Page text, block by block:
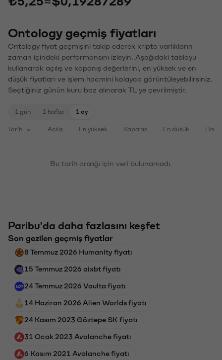
Ontology geçmiş fiyatları
Ontology fiyat geçmişini takip ederek kripto varlıkların
zaman içindeki performansını izleyin. Aşağıdaki tabloyu
kullanarak açılış ve kapanış değerlerini, en yüksek ve en
düşük fiyatları ve işlem hacmini kolayca görüntüleyebilirsiniz.
Seçtiğiniz günün kuru baz alınarak TL'ye çevrilmiştir.
1 gün 1 hafta 1 ay
Tarih Açılış En yüksek Kapanış En düşük
Bu tarih aralığı için veri bulunamadı.
Paribu'da daha fazlasını keşfet
Son gezilen geçmiş fiyatlar
8 Temmuz 2026 Humanity fiyatı
15 Temmuz 2026 aixbt fiyatı
24 Temmuz 2026 Vaulta fiyatı
14 Haziran 2026 Alien Worlds fiyatı
24 Kasım 2023 Göztepe SK fiyatı
31 Ocak 2023 Avalanche fiyatı
6 Kasım 2021 Avalanche fiyatı